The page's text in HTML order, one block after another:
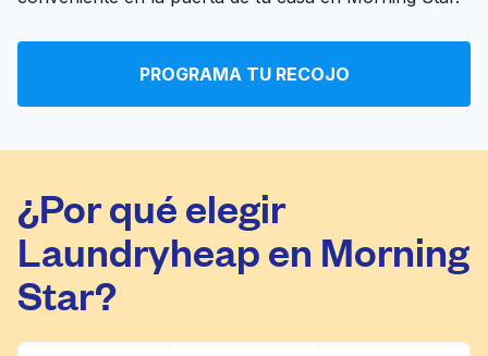
Impressive Cleaners
Ir al sitio web
PROGRAMA TU RECOJO
¿Por qué elegir
Laundryheap en Morning
Star?